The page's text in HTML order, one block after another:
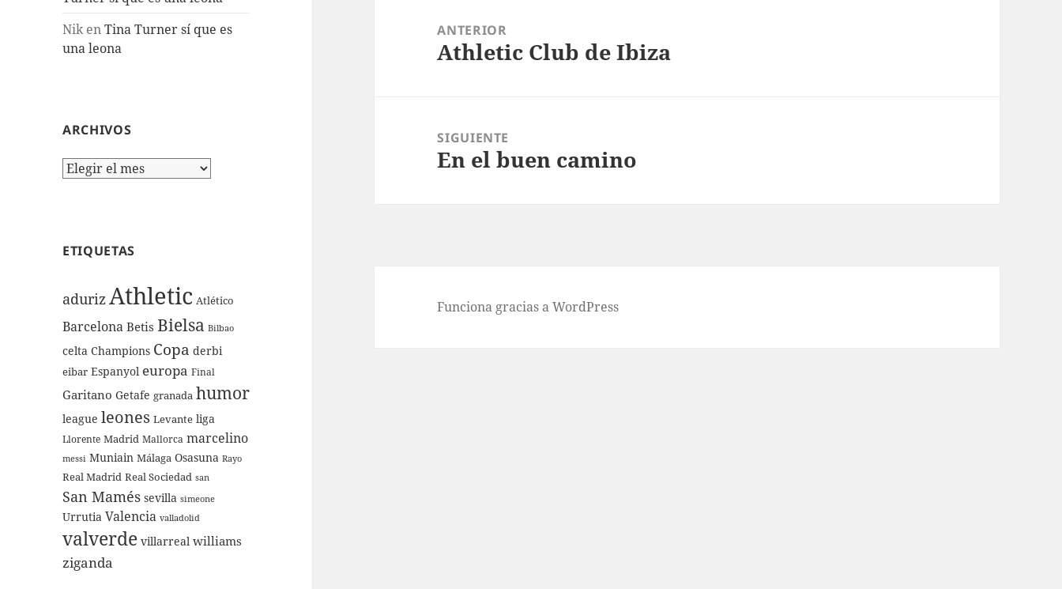
NikenTina Turner sí que es
una leona
ARCHIVOS
Archivos
ETIQUETAS
adurizAthletic Atlético
Barcelona Betis Bielsa Bilbao
celta Champions Copa derbi
eibar Espanyol europa Final
Garitano Getafe granada humor
league leones Levante liga
Llorente Madrid Mallorca marcelino
messi Muniain Málaga Osasuna Rayo
Real Madrid Real Sociedad san
San Mamés sevilla simeone
Urrutia Valencia valladolid
valverde villarreal williams
ziganda
entradas
ANTERIOR
Entrada
Athletic Club de Ibiza
SIGUIENTE
Entrada
En el buen camino
Funciona gracias a WordPress